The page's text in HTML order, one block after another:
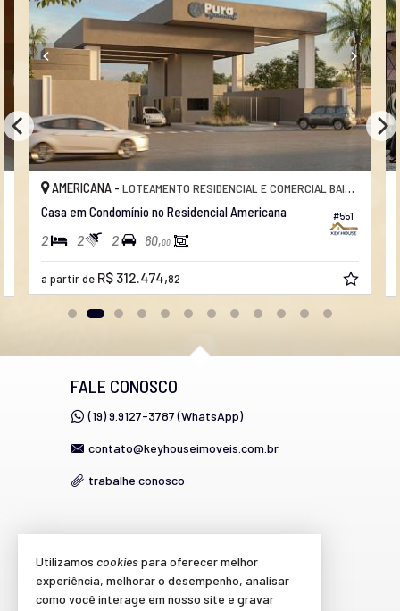
#551
AMERICANA - LOTEAMENTO RESIDENCIAL E COMERCIAL BAIRRO PACAEMBU
Casa em Condomínio no Residencial Americana
2 2 2 60,00
a partir de R$ 312.474,82
FALE CONOSCO
(19) 9.9127-3787 (WhatsApp)
contato@keyhouseimoveis.com.br
trabalhe conosco
cadastre seu imóvel
Utilizamos cookiespara oferecer melhor
experiência, melhorar o desempenho, analisar
como você interage em nosso site e gravar